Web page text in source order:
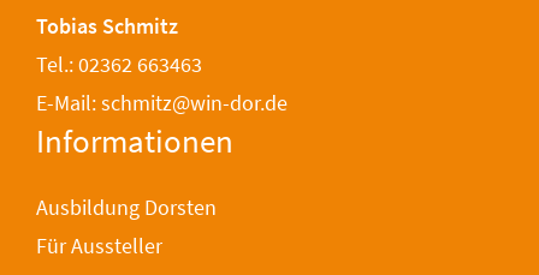
Tobias Schmitz
Tel.: 02362 663463
E-Mail: schmitz@win-dor.de
Informationen
Ausbildung Dorsten
Für Aussteller